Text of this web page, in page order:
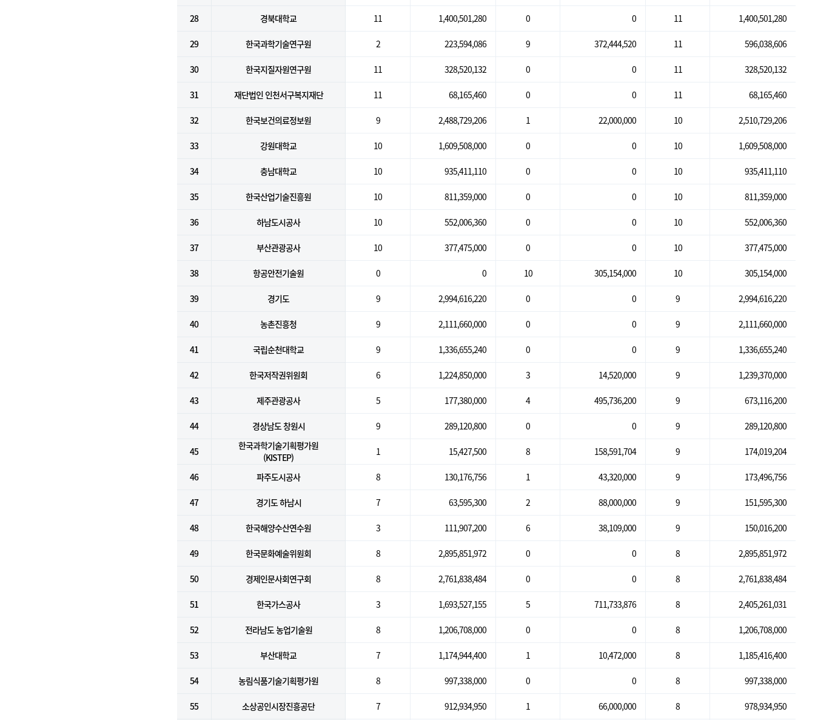
28 경북대학교 11 1,400,501,280 0 0 11 1,400,501,280
29 한국과학기술연구원 2 223,594,086 9 372,444,520 11 596,038,606
30 한국지질자원연구원 11 328,520,132 0 0 11 328,520,132
31 재단법인 인천서구복지재단 11 68,165,460 0 0 11 68,165,460
32 한국보건의료정보원 9 2,488,729,206 1 22,000,000 10 2,510,729,206
33 강원대학교 10 1,609,508,000 0 0 10 1,609,508,000
34 충남대학교 10 935,411,110 0 0 10 935,411,110
35 한국산업기술진흥원 10 811,359,000 0 0 10 811,359,000
36 하남도시공사 10 552,006,360 0 0 10 552,006,360
37 부산관광공사 10 377,475,000 0 0 10 377,475,000
38 항공안전기술원 0 0 10 305,154,000 10 305,154,000
39 경기도 9 2,994,616,220 0 0 9 2,994,616,220
40 농촌진흥청 9 2,111,660,000 0 0 9 2,111,660,000
41 국립순천대학교 9 1,336,655,240 0 0 9 1,336,655,240
42 한국저작권위원회 6 1,224,850,000 3 14,520,000 9 1,239,370,000
43 제주관광공사 5 177,380,000 4 495,736,200 9 673,116,200
44 경상남도 창원시 9 289,120,800 0 0 9 289,120,800
45
한국과학기술기획평가원
(KISTEP)
1 15,427,500 8 158,591,704 9 174,019,204
46 파주도시공사 8 130,176,756 1 43,320,000 9 173,496,756
47 경기도 하남시 7 63,595,300 2 88,000,000 9 151,595,300
48 한국해양수산연수원 3 111,907,200 6 38,109,000 9 150,016,200
49 한국문화예술위원회 8 2,895,851,972 0 0 8 2,895,851,972
50 경제인문사회연구회 8 2,761,838,484 0 0 8 2,761,838,484
51 한국가스공사 3 1,693,527,155 5 711,733,876 8 2,405,261,031
52 전라남도 농업기술원 8 1,206,708,000 0 0 8 1,206,708,000
53 부산대학교 7 1,174,944,400 1 10,472,000 8 1,185,416,400
54 농림식품기술기획평가원 8 997,338,000 0 0 8 997,338,000
55 소상공인시장진흥공단 7 912,934,950 1 66,000,000 8 978,934,950